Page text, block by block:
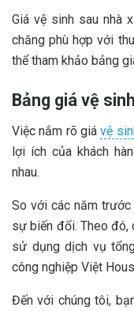
Giá vệ sinh sau nhà
chăng phù hợp với
thể tham khảo bảng
Bảng giá vệ
Việc nắm rõ giávệ
lợi ích của khách
nhau.
So với các năm
sự biến đổi. Theo đó,
sử dụng dịch vụ
công nghiệp Việt
Đến với chúng tôi,